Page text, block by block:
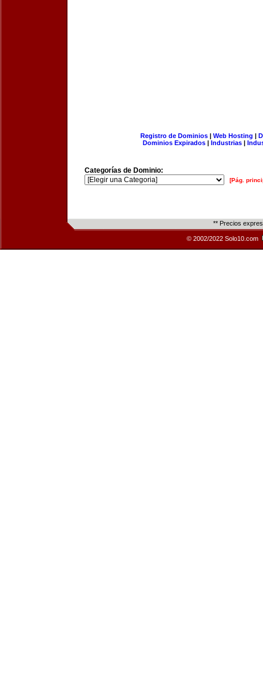
Registro de Dominios| Web Hosting |
Dominios Expirados | Industrias |
Categorías de Dominio:
[Pág.
** Precios
© 2002/2022 Solo10.com